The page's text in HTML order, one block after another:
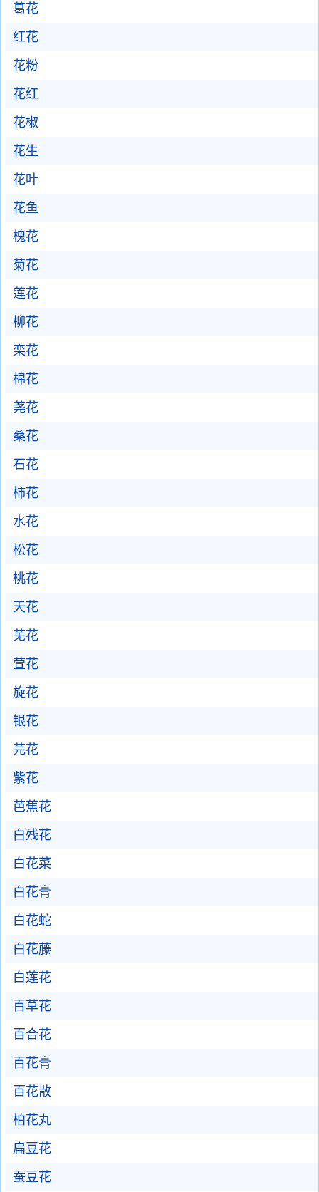
葛花
红花
花粉
花红
花椒
花生
花叶
花鱼
槐花
菊花
莲花
柳花
栾花
棉花
荛花
桑花
石花
柿花
水花
松花
桃花
天花
芜花
萱花
旋花
银花
芫花
紫花
芭蕉花
白残花
白花菜
白花膏
白花蛇
白花藤
白莲花
百草花
百合花
百花膏
百花散
柏花丸
扁豆花
蚕豆花